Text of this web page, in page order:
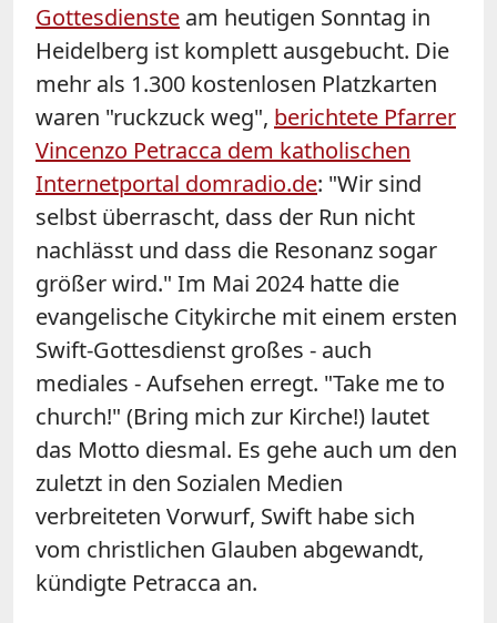
Gottesdienste am heutigen Sonntag in
Heidelberg ist komplett ausgebucht. Die
mehr als 1.300 kostenlosen Platzkarten
waren "ruckzuck weg", berichtete Pfarrer
Vincenzo Petracca dem katholischen
Internetportal domradio.de: "Wir sind
selbst überrascht, dass der Run nicht
nachlässt und dass die Resonanz sogar
größer wird." Im Mai 2024 hatte die
evangelische Citykirche mit einem ersten
Swift-Gottesdienst großes - auch
mediales - Aufsehen erregt. "Take me to
church!" (Bring mich zur Kirche!) lautet
das Motto diesmal. Es gehe auch um den
zuletzt in den Sozialen Medien
verbreiteten Vorwurf, Swift habe sich
vom christlichen Glauben abgewandt,
kündigte Petracca an.